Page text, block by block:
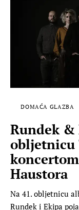
DOMAĆA GLAZBA
Rundek &
obljetnicu
Haustora
Na 41. obljetnicu
Rundek i Ekipa